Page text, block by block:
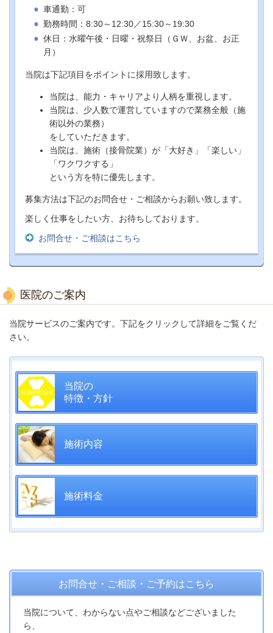
車通勤：可
勤務時間：8:30～12:30／15:30～19:30
休日：水曜午後・日曜・祝祭日（ＧＷ、お盆、お正
月）
当院は下記項目をポイントに採用致します。
当院は、能力・キャリアより人柄を重視します。
当院は、少人数で運営していますので業務全般（施
術以外の業務）
をしていただきます。
当院は、施術（接骨院業）が「大好き」「楽しい」
「ワクワクする」
という方を特に優先します。
募集方法は下記のお問合せ・ご相談からお願い致します。
楽しく仕事をしたい方、お待ちしております。
お問合せ・ご相談はこちら
医院のご案内
当院サービスのご案内です。下記をクリックして詳細をご覧くだ
さい。
当院の
特徴・方針
施術内容
施術料金
お問合せ・ご相談・ご予約はこちら
当院について、わからない点やご相談などございました
ら、